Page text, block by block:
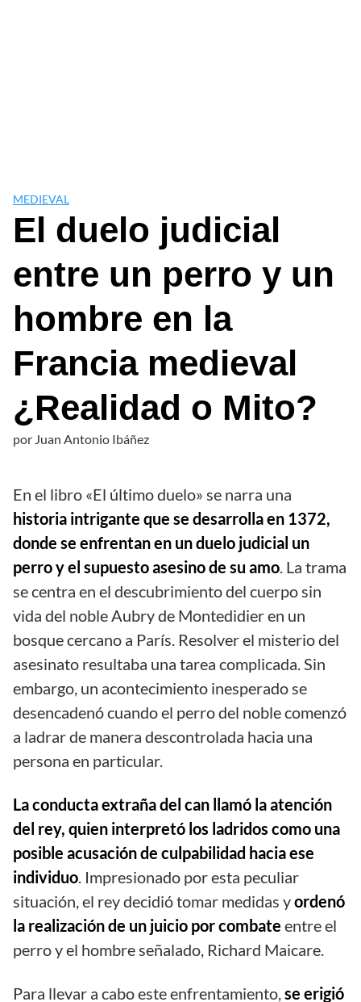
MEDIEVAL
El duelo judicial
entre un perro y un
hombre en la
Francia medieval
¿Realidad o Mito?
por Juan Antonio Ibáñez
En el libro «El último duelo» se narra una
historia intrigante que se desarrolla en 1372,
donde se enfrentan en un duelo judicial un
perro y el supuesto asesino de su amo. La trama
se centra en el descubrimiento del cuerpo sin
vida del noble Aubry de Montedidier en un
bosque cercano a París. Resolver el misterio del
asesinato resultaba una tarea complicada. Sin
embargo, un acontecimiento inesperado se
desencadenó cuando el perro del noble comenzó
a ladrar de manera descontrolada hacia una
persona en particular.
La conducta extraña del can llamó la atención
del rey, quien interpretó los ladridos como una
posible acusación de culpabilidad hacia ese
individuo. Impresionado por esta peculiar
situación, el rey decidió tomar medidas yordenó
la realización de un juicio por combate entre el
perro y el hombre señalado, Richard Maicare.
Para llevar a cabo este enfrentamiento,se erigió